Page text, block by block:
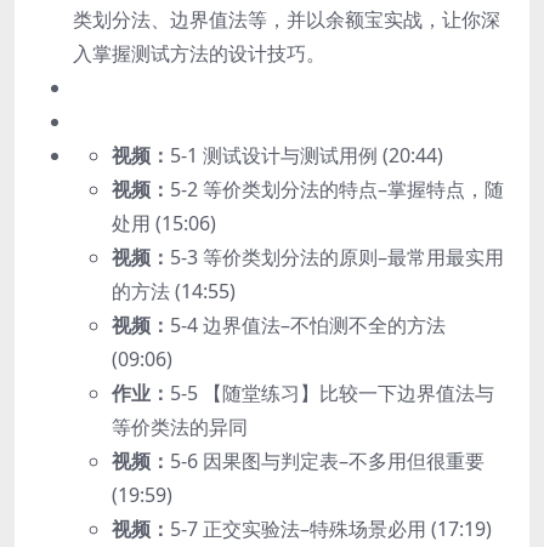
类划分法、边界值法等，并以余额宝实战，让你深
入掌握测试方法的设计技巧。
视频： 5-1 测试设计与测试用例 (20:44)
视频： 5-2 等价类划分法的特点–掌握特点，随
处用 (15:06)
视频： 5-3 等价类划分法的原则–最常用最实用
的方法 (14:55)
视频： 5-4 边界值法–不怕测不全的方法
(09:06)
作业： 5-5 【随堂练习】比较一下边界值法与
等价类法的异同
视频： 5-6 因果图与判定表–不多用但很重要
(19:59)
视频： 5-7 正交实验法–特殊场景必用 (17:19)